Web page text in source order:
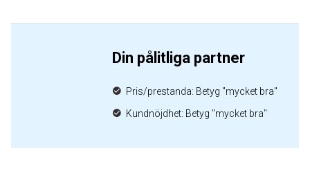
Din pålitliga partner
Pris/prestanda: Betyg "mycket bra"
Kundnöjdhet: Betyg "mycket bra"